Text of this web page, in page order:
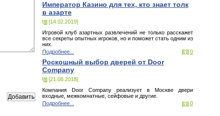
Император Казино для тех, кто знает толк
в азарте
[14.02.2019]
Игровой клуб азартных развлечений не только расскажет
все секреты опытных игроков, но и поможет стать одним из
них.
Подробнее...
0
Роскошный выбор дверей от Door
Company
[21.08.2018]
Компания Door Company реализует в Москве двери
входные, межкомнатные, сейфовые и другие.
Подробнее...
0